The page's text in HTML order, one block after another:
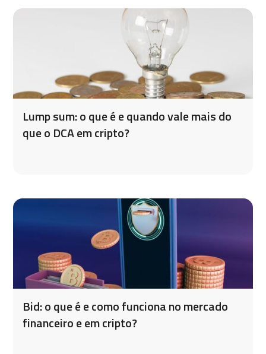
Lump sum: o que é e quando vale mais do
que o DCA em cripto?
Bid: o que é e como funciona no mercado
financeiro e em cripto?